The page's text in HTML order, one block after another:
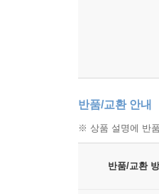
2. 성 소수자 문
3. 성 소수자 문
1. “논쟁하고
2. 성 소수자 인
3. 성 소수자 인
제11장 해외 유
Ⅰ. 들어가며
반품/교환 안내
※ 상품 설명에 반
반품/교환